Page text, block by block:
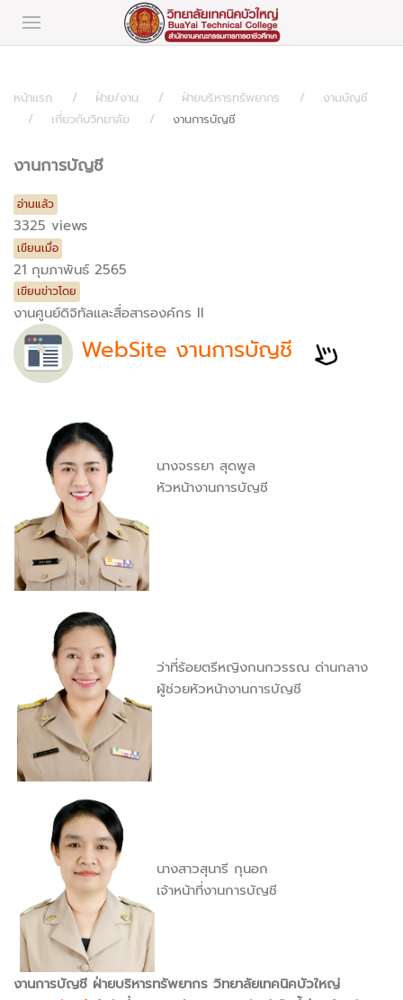
หน้าแรก ฝ่าย/งาน ฝ่ายบริหารทรัพยากร
งานบัญชี
เกี่ยวกับวิทยาลัย
งานการบัญชี
งานการบัญชี
อ่านแล้ว
3325 views
เขียนเมื่อ
21 กุมภาพันธ์ 2565
เขียนข่าวโดย
งานศูนย์ดิจิทัลและสื่อสารองค์กร II
WebSite งานการบัญชี
นางจรรยา สุดพูล
หัวหน้างานการบัญชี
ว่าที่ร้อยตรีหญิงกนกวรรณ ด่านกลาง
ผู้ช่วยหัวหน้างานการบัญชี
นางสาวสุนารี กุนอก
เจ้าหน้าที่งานการบัญชี
งานการบัญชี ฝ่ายบริหารทรัพยากร วิทยาลัยเทคนิคบัวใหญ่